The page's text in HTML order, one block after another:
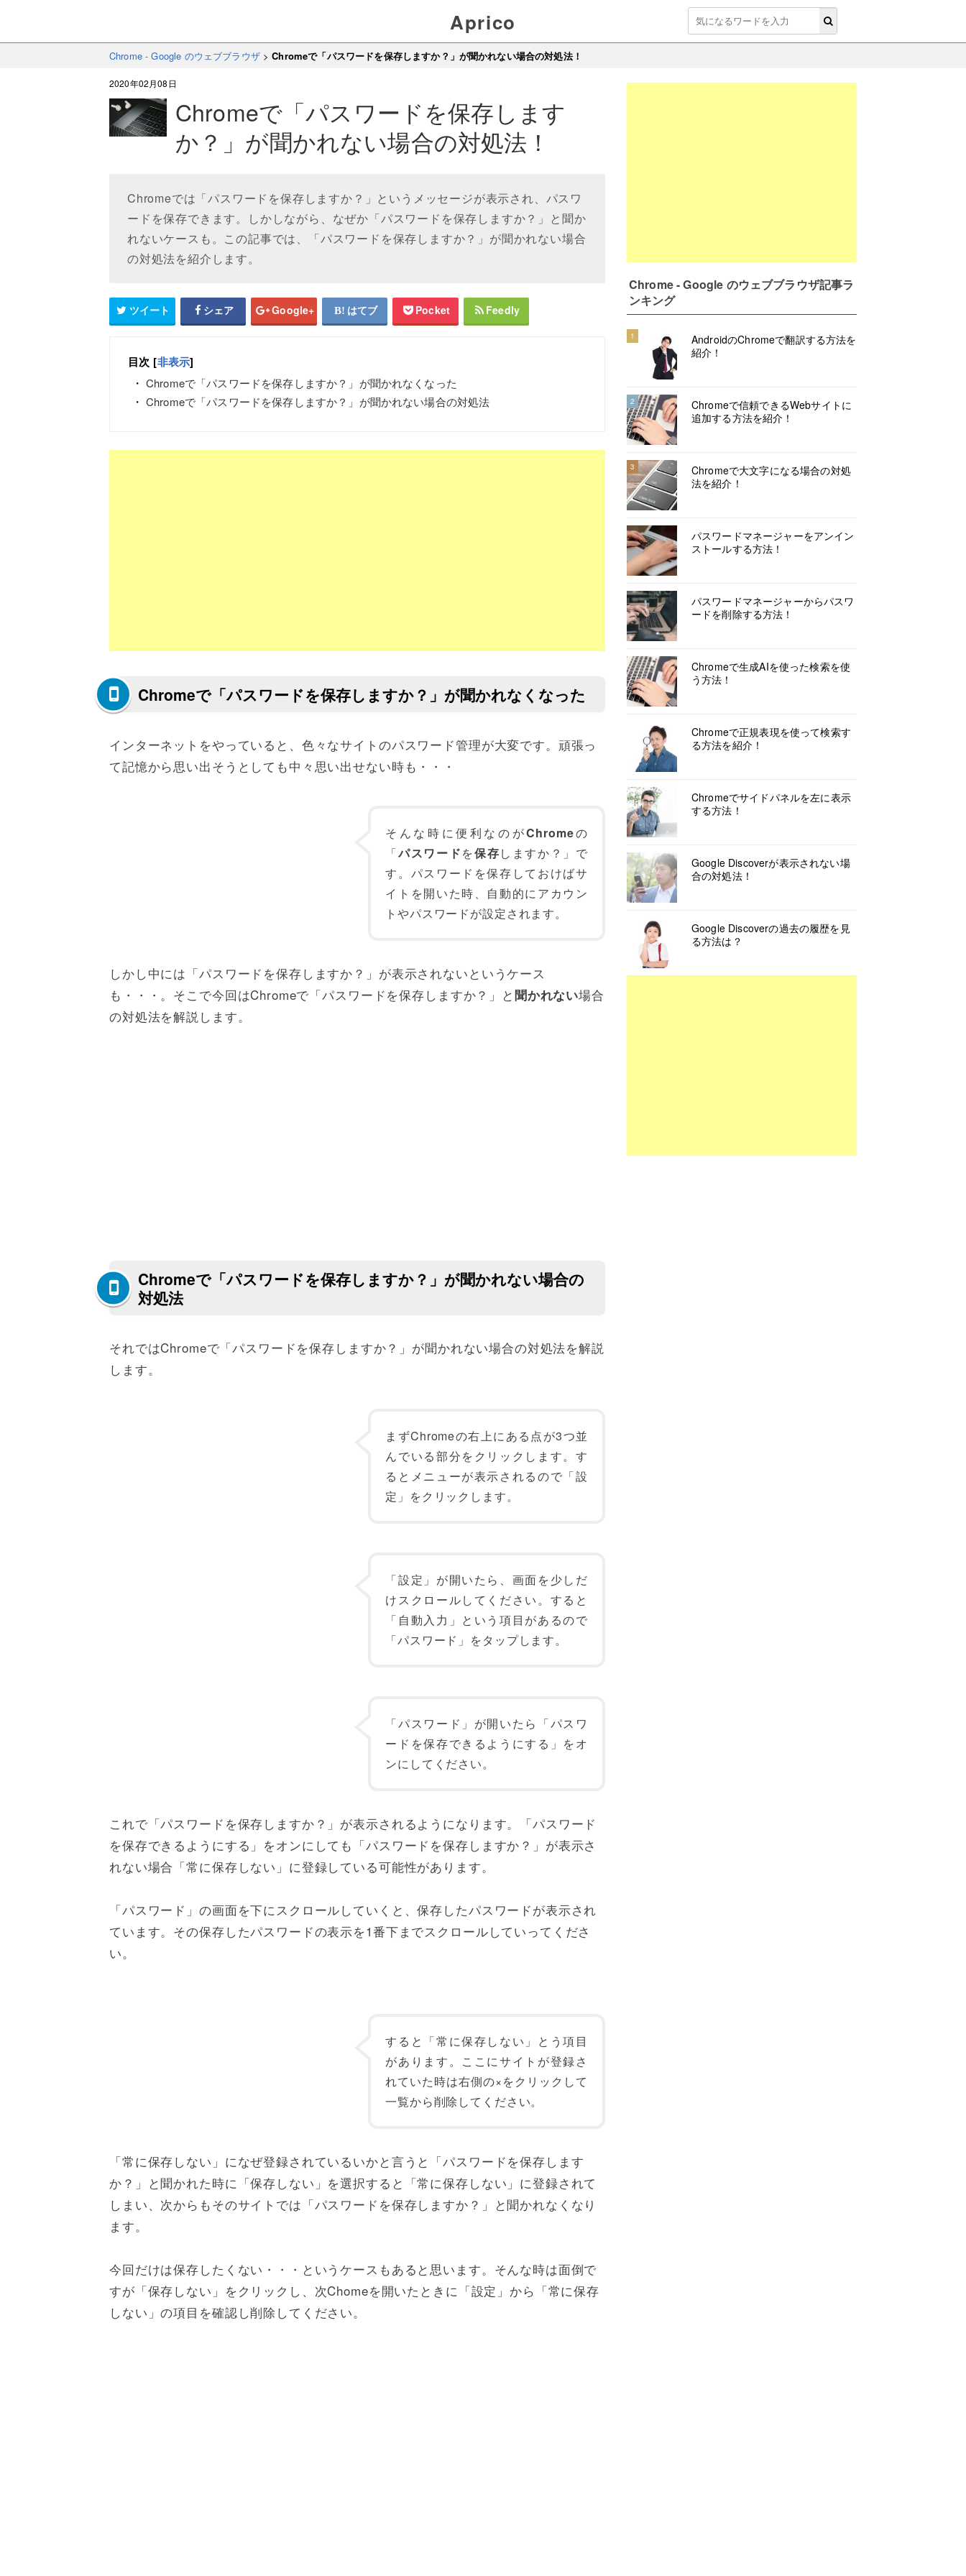
Aprico
Chrome - Google のウェブブラウザ>Chromeで「パスワードを保存しますか？」が聞かれない場合の対処法！
2020年02月08日
Chromeで「パスワードを保存します
か？」が聞かれない場合の対処法！
Chromeでは「パスワードを保存しますか？」というメッセージが表示され、パスワ
ードを保存できます。しかしながら、なぜか「パスワードを保存しますか？」と聞か
れないケースも。この記事では、「パスワードを保存しますか？」が聞かれない場合
の対処法を紹介します。
ツイート シェア Google+ はてブ Pocket Feedly
目次 [非表示]
Chromeで「パスワードを保存しますか？」が聞かれなくなった
Chromeで「パスワードを保存しますか？」が聞かれない場合の対処法
Chromeで「パスワードを保存しますか？」が聞かれなくなった
インターネットをやっていると、色々なサイトのパスワード管理が大変です。頑張っ
て記憶から思い出そうとしても中々思い出せない時も・・・
そんな時に便利なのがChromeの
「パスワードを保存しますか？」で
す。パスワードを保存しておけばサ
イトを開いた時、自動的にアカウン
トやパスワードが設定されます。
しかし中には「パスワードを保存しますか？」が表示されないというケース
も・・・。そこで今回はChromeで「パスワードを保存しますか？」と聞かれない場合
の対処法を解説します。
Chromeで「パスワードを保存しますか？」が聞かれない場合の
対処法
それではChromeで「パスワードを保存しますか？」が聞かれない場合の対処法を解説
します。
まずChromeの右上にある点が3つ並
んでいる部分をクリックします。す
るとメニューが表示されるので「設
定」をクリックします。
「設定」が開いたら、画面を少しだ
けスクロールしてください。すると
「自動入力」という項目があるので
「パスワード」をタップします。
「パスワード」が開いたら「パスワ
ードを保存できるようにする」をオ
ンにしてください。
これで「パスワードを保存しますか？」が表示されるようになります。「パスワード
を保存できるようにする」をオンにしても「パスワードを保存しますか？」が表示さ
れない場合「常に保存しない」に登録している可能性があります。
「パスワード」の画面を下にスクロールしていくと、保存したパスワードが表示され
ています。その保存したパスワードの表示を1番下までスクロールしていってくださ
い。
すると「常に保存しない」とう項目
があります。ここにサイトが登録さ
れていた時は右側の×をクリックして
一覧から削除してください。
「常に保存しない」になぜ登録されているいかと言うと「パスワードを保存します
か？」と聞かれた時に「保存しない」を選択すると「常に保存しない」に登録されて
しまい、次からもそのサイトでは「パスワードを保存しますか？」と聞かれなくなり
ます。
今回だけは保存したくない・・・というケースもあると思います。そんな時は面倒で
すが「保存しない」をクリックし、次Chomeを開いたときに「設定」から「常に保存
しない」の項目を確認し削除してください。
Chrome - Google のウェブブラウザ記事ラ
ンキング
1
AndroidのChromeで翻訳する方法を
紹介！
2
Chromeで信頼できるWebサイトに
追加する方法を紹介！
3
Chromeで大文字になる場合の対処
法を紹介！
パスワードマネージャーをアンイン
ストールする方法！
パスワードマネージャーからパスワ
ードを削除する方法！
Chromeで生成AIを使った検索を使
う方法！
Chromeで正規表現を使って検索す
る方法を紹介！
Chromeでサイドパネルを左に表示
する方法！
Google Discoverが表示されない場
合の対処法！
Google Discoverの過去の履歴を見
る方法は？